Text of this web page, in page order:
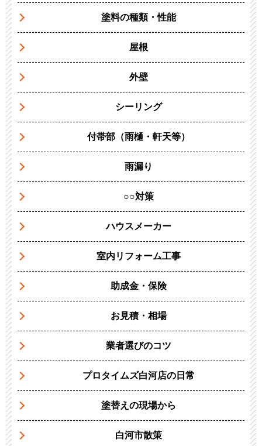
塗料の種類・性能
屋根
外壁
シーリング
付帯部（雨樋・軒天等）
雨漏り
○○対策
ハウスメーカー
室内リフォーム工事
助成金・保険
お見積・相場
業者選びのコツ
プロタイムズ白河店の日常
塗替えの現場から
白河市散策